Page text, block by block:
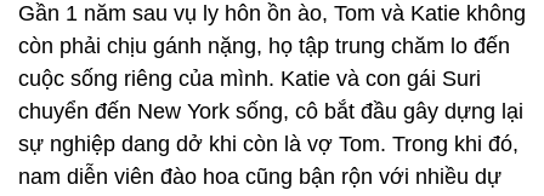
Gần 1 năm sau vụ ly hôn ồn ào, Tom và Katie không
còn phải chịu gánh nặng, họ tập trung chăm lo đến
cuộc sống riêng của mình. Katie và con gái Suri
chuyển đến New York sống, cô bắt đầu gây dựng lại
sự nghiệp dang dở khi còn là vợ Tom. Trong khi đó,
nam diễn viên đào hoa cũng bận rộn với nhiều dự